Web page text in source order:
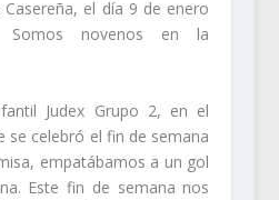
el día 9 de enero
novenos en la
Judex Grupo 2, en el
se celebró el fin de semana
empatábamos a un gol
Este fin de semana nos